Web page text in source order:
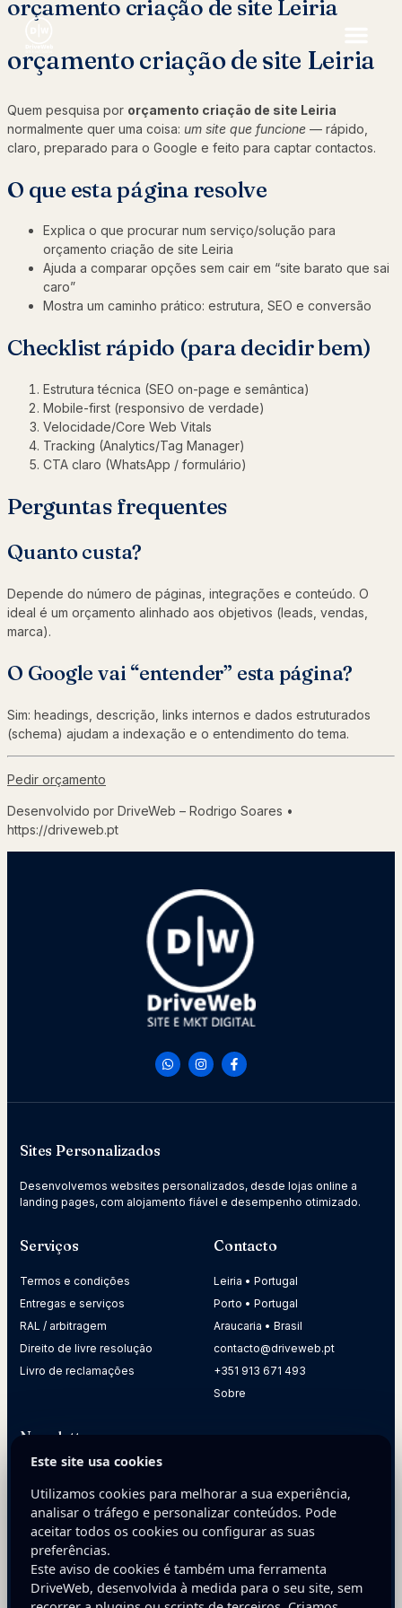
orçamento criação de site Leiria
orçamento criação de site Leiria
Quem pesquisa por orçamento criação de site Leiria
normalmente quer uma coisa: um site que funcione — rápido,
claro, preparado para o Google e feito para captar contactos.
O que esta página resolve
Explica o que procurar num serviço/solução para
orçamento criação de site Leiria
Ajuda a comparar opções sem cair em “site barato que sai
caro”
Mostra um caminho prático: estrutura, SEO e conversão
Checklist rápido (para decidir bem)
Estrutura técnica (SEO on-page e semântica)
Mobile-first (responsivo de verdade)
Velocidade/Core Web Vitals
Tracking (Analytics/Tag Manager)
CTA claro (WhatsApp / formulário)
Perguntas frequentes
Quanto custa?
Depende do número de páginas, integrações e conteúdo. O
ideal é um orçamento alinhado aos objetivos (leads, vendas,
marca).
O Google vai “entender” esta página?
Sim: headings, descrição, links internos e dados estruturados
(schema) ajudam a indexação e o entendimento do tema.
Pedir orçamento
Desenvolvido por DriveWeb – Rodrigo Soares •
https://driveweb.pt
Sites Personalizados
Desenvolvemos websites personalizados, desde lojas online a
landing pages, com alojamento fiável e desempenho otimizado.
Serviços
Termos e condições
Entregas e serviços
RAL / arbitragem
Direito de livre resolução
Livro de reclamações
Contacto
Leiria • Portugal
Porto • Portugal
Araucaria • Brasil
contacto@driveweb.pt
+351 913 671 493
Sobre
Newsletter
sua empresa.
E-mail
Este site usa cookies
Utilizamos cookies para melhorar a sua experiência,
analisar o tráfego e personalizar conteúdos. Pode
aceitar todos os cookies ou configurar as suas
preferências.
Este aviso de cookies é também uma ferramenta
DriveWeb, desenvolvida à medida para o seu site, sem